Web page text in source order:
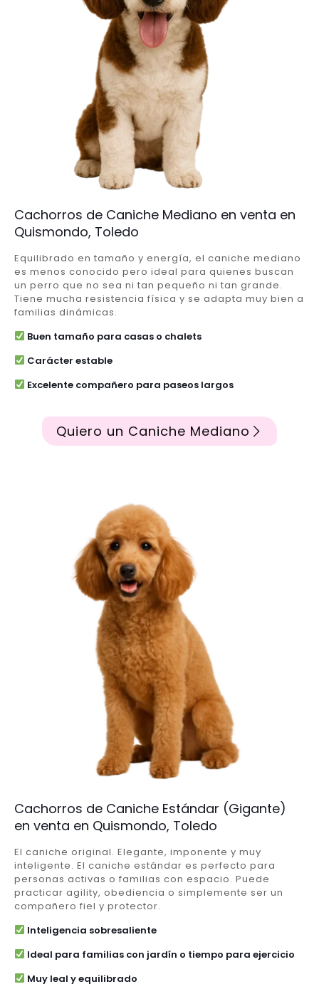
Cachorros de Caniche Mediano en venta en
Quismondo, Toledo
Equilibrado en tamaño y energía, el caniche mediano
es menos conocido pero ideal para quienes buscan
un perro que no sea ni tan pequeño ni tan grande.
Tiene mucha resistencia física y se adapta muy bien a
familias dinámicas.
Buen tamaño para casas o chalets
Carácter estable
Excelente compañero para paseos largos
Quiero un Caniche Mediano
Cachorros de Caniche Estándar (Gigante)
en venta en Quismondo, Toledo
El caniche original. Elegante, imponente y muy
inteligente. El caniche estándar es perfecto para
personas activas o familias con espacio. Puede
practicar agility, obediencia o simplemente ser un
compañero fiel y protector.
Inteligencia sobresaliente
Ideal para familias con jardín o tiempo para ejercicio
Muy leal y equilibrado